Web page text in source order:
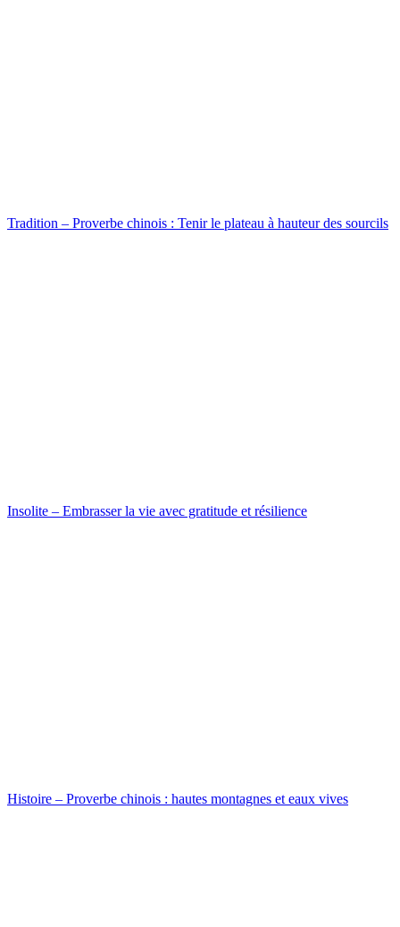
Tradition – Proverbe chinois : Tenir le plateau à hauteur des sourcils
Insolite – Embrasser la vie avec gratitude et résilience
Histoire – Proverbe chinois : hautes montagnes et eaux vives